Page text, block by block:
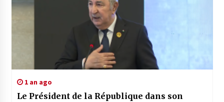
1 an ago
Le Président de la République dans son